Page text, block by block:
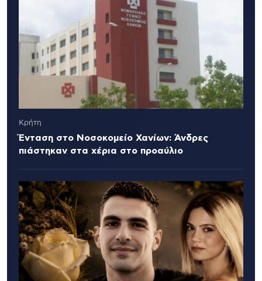
Κρήτη
Ένταση στο Νοσοκομείο Χανίων: Άνδρες
πιάστηκαν στα χέρια στο προαύλιο